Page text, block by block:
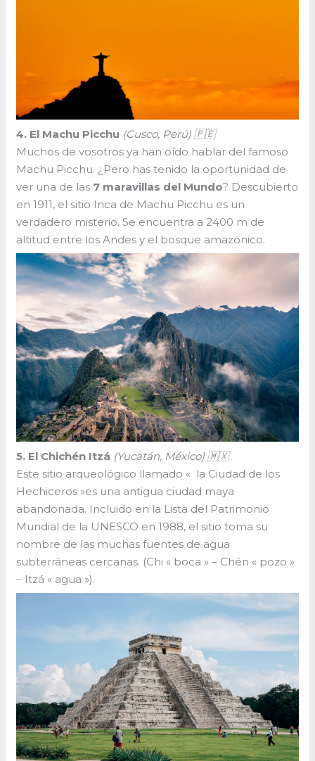
4. El Machu Picchu (Cusco, Perú) 🇵🇪
Muchos de vosotros ya han oído hablar del famoso
Machu Picchu. ¿Pero has tenido la oportunidad de
ver una de las 7 maravillas del Mundo? Descubierto
en 1911, el sitio Inca de Machu Picchu es un
verdadero misterio. Se encuentra a 2400 m de
altitud entre los Andes y el bosque amazónico.
5. El Chichén Itzá (Yucatán, México) 🇲🇽
Este sitio arqueológico llamado « la Ciudad de los
Hechiceros »es una antigua ciudad maya
abandonada. Incluido en la Lista del Patrimonio
Mundial de la UNESCO en 1988, el sitio toma su
nombre de las muchas fuentes de agua
subterráneas cercanas. (Chi « boca » – Chén « pozo »
– Itzá « agua »).